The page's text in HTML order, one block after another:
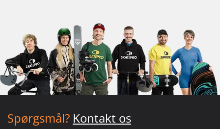
Spørgsmål? Kontakt os